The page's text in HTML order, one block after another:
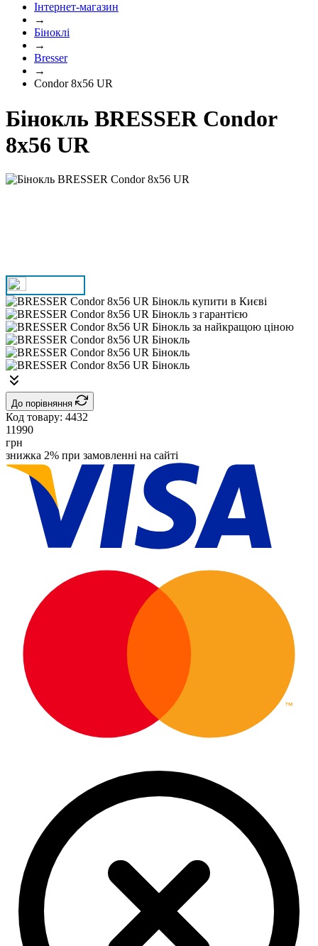
Інтернет-магазин
→
Біноклі
→
Bresser
→
Condor 8x56 UR
Бінокль BRESSER Condor
8x56 UR
До порівняння
Код товару: 4432
11990
грн
знижка 2% при замовленні на сайті